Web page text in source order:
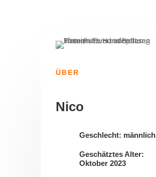
ÜBER
Nico
Geschlecht: männlich
Geschätztes Alter:
Oktober 2023